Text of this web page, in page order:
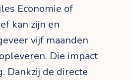
Economie of
kan zijn en
vijf maanden
Die impact
Dankzij de directe